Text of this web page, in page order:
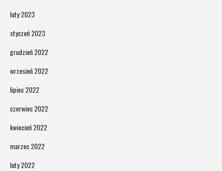
luty 2023
styczeń 2023
grudzień 2022
wrzesień 2022
lipiec 2022
czerwiec 2022
kwiecień 2022
marzec 2022
luty 2022